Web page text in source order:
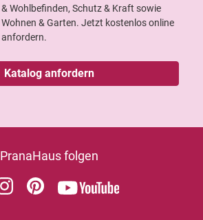
& Wohlbefinden, Schutz & Kraft sowie
Wohnen & Garten. Jetzt kostenlos online
anfordern.
Katalog anfordern
PranaHaus folgen